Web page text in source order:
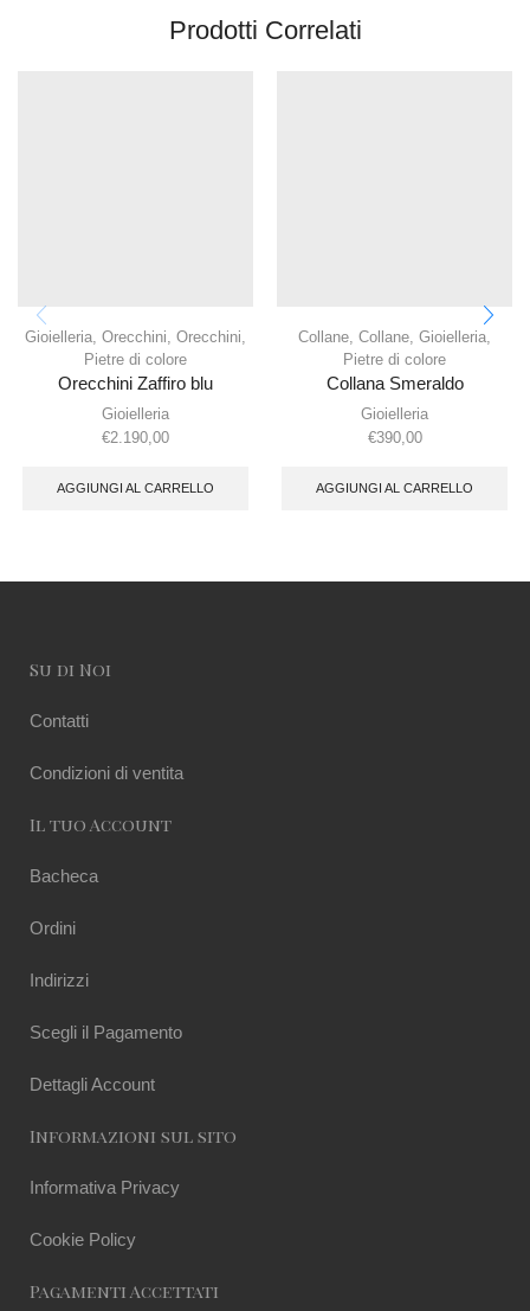
Prodotti Correlati
Gioielleria, Orecchini, Orecchini,
Pietre di colore
Orecchini Zaffiro blu
Gioielleria
€2.190,00
AGGIUNGI AL CARRELLO
Collane, Collane, Gioielleria,
Pietre di colore
Collana Smeraldo
Gioielleria
€390,00
AGGIUNGI AL CARRELLO
Su di Noi
Contatti
Condizioni di ventita
Il tuo Account
Bacheca
Ordini
Indirizzi
Scegli il Pagamento
Dettagli Account
Informazioni sul sito
Informativa Privacy
Cookie Policy
Pagamenti Accettati